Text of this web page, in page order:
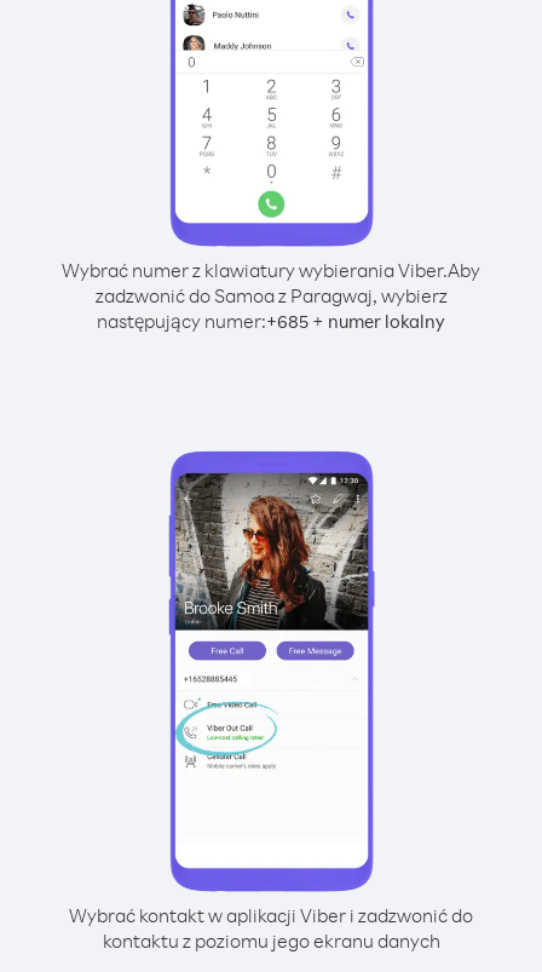
Wybrać numer z klawiatury wybierania Viber.Aby
zadzwonić do Samoa z Paragwaj, wybierz
następujący numer:+685 + numer lokalny
Wybrać kontakt w aplikacji Viber i zadzwonić do
kontaktu z poziomu jego ekranu danych